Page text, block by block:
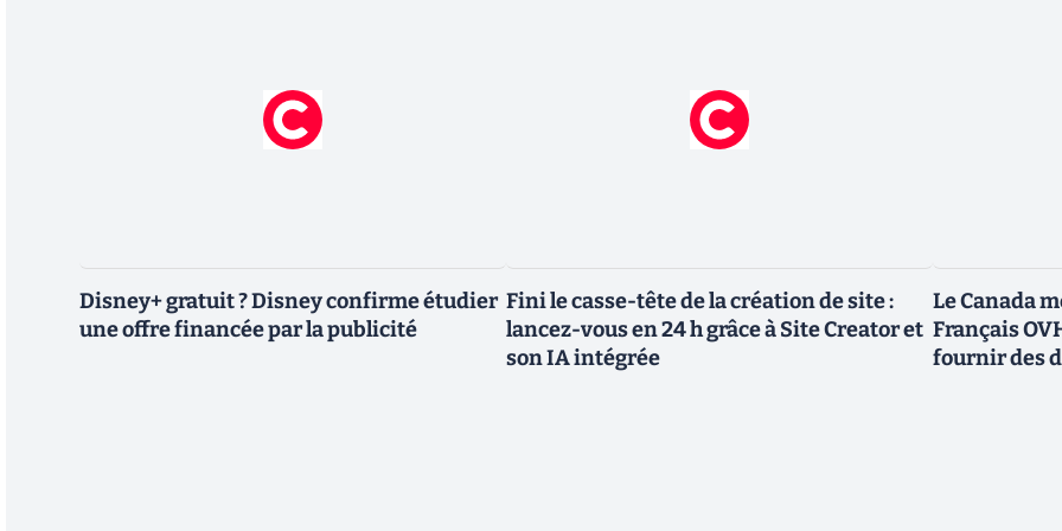
Disney+ gratuit ? Disney confirme étudier
une offre financée par la publicité
Fini le casse-tête de la création de site :
lancez-vous en 24 h grâce à Site Creator et
son IA intégrée
Le Canada
Français
fournir des